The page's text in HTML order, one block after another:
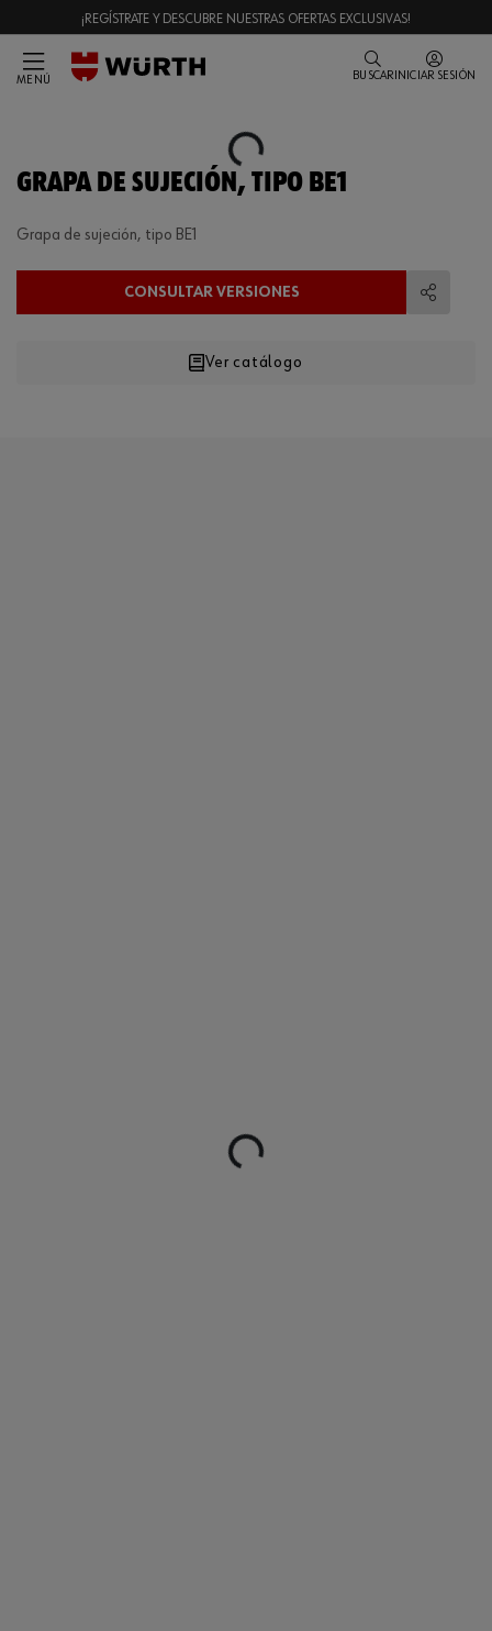
¡REGÍSTRATE Y DESCUBRE NUESTRAS OFERTAS EXCLUSIVAS!
MENÚ BUSCAR INICIAR SESIÓN
Loading...
GRAPA DE SUJECIÓN, TIPO BE1
Grapa de sujeción, tipo BE1
CONSULTAR VERSIONES
Ver catálogo